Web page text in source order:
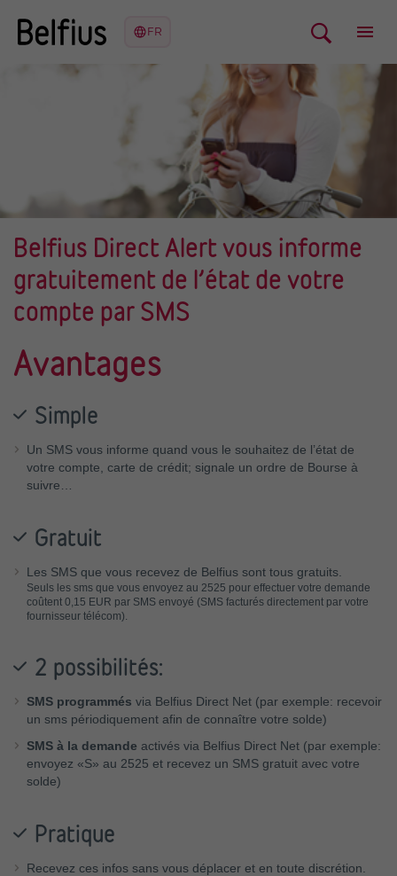
Belfius Direct Alert vous informe
gratuitement de l’état de votre
compte par SMS
Avantages
Simple
Un SMS vous informe quand vous le souhaitez de l’état de
votre compte, carte de crédit; signale un ordre de Bourse à
suivre…
Gratuit
Les SMS que vous recevez de Belfius sont tous gratuits.
Seuls les sms que vous envoyez au 2525 pour effectuer votre demande
coûtent 0,15 EUR par SMS envoyé (SMS facturés directement par votre
fournisseur télécom).
2 possibilités:
SMS programmés via Belfius Direct Net (par exemple: recevoir
un sms périodiquement afin de connaître votre solde)
SMS à la demande activés via Belfius Direct Net (par exemple:
envoyez «S» au 2525 et recevez un SMS gratuit avec votre
solde)
Pratique
Recevez ces infos sans vous déplacer et en toute discrétion.